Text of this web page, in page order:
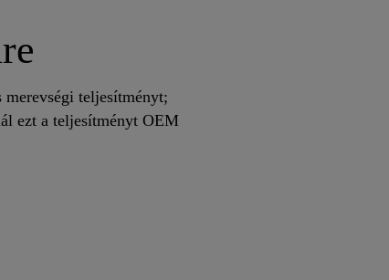
teljesítményt;
ezt a teljesítményt OEM